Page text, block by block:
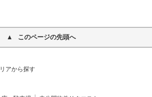
このページの先頭へ
アから探す